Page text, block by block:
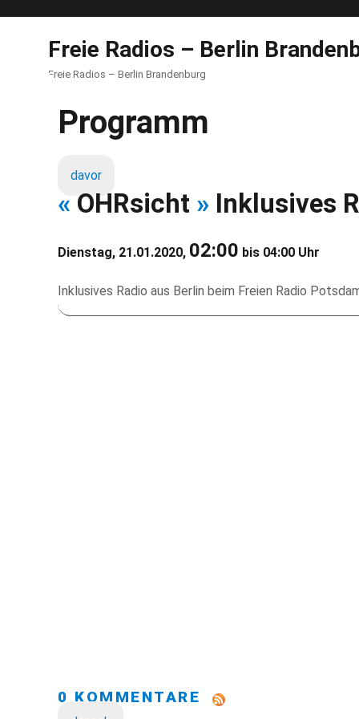
Freie Radios – Berlin
Freie Radios – Berlin Brandenburg
Programm
davor
« OHRsicht » Inklusives
Dienstag, 21.01.2020, 02:00 bis 04:00 Uhr
Inklusives Radio aus Berlin beim Freien Radio
0 KOMMENTARE